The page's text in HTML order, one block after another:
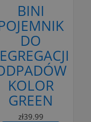
BINI
DO
KOLOR
GREEN
zł39.99